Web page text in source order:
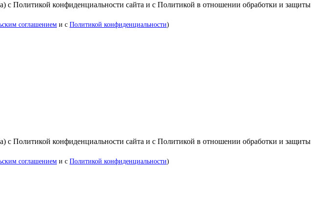
с Политикой конфиденциальности сайта и с Политикой в отношении обработки и защиты
соглашением и с Политикой конфиденциальности)
с Политикой конфиденциальности сайта и с Политикой в отношении обработки и защиты
соглашением и с Политикой конфиденциальности)